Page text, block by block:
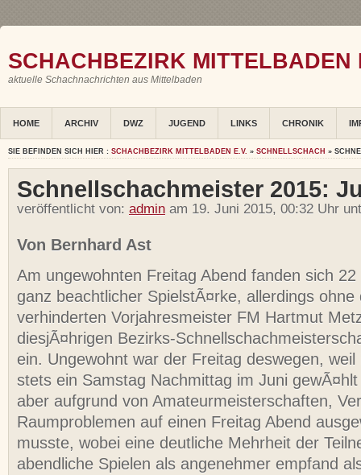
SCHACHBEZIRK MITTELBADEN
aktuelle Schachnachrichten aus Mittelbaden
HOME ARCHIV DWZ JUGEND LINKS CHRONIK
SIE BEFINDEN SICH HIER : SCHACHBEZIRK MITTELBADEN E.V. » SCHNELLSCHACH »
Schnellschachmeister 2015:
veröffentlicht von: admin am 19. Juni 2015, 00:32 Uhr
Von Bernhard Ast
Am ungewohnten Freitag Abend fanden sich 22
ganz beachtlicher SpielstÃ¤rke, allerdings ohne
verhinderten Vorjahresmeister FM Hartmut
diesjÃ¤hrigen Bezirks-
ein. Ungewohnt war der Freitag deswegen, weil
stets ein Samstag Nachmittag im Juni
aber aufgrund von Amateurmeisterschaften,
Raumproblemen auf einen Freitag Abend
musste, wobei eine deutliche Mehrheit der
abendliche Spielen als angenehmer empfand